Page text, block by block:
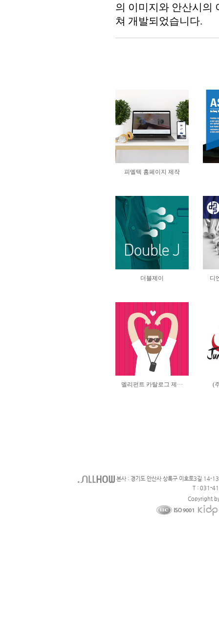
의 이미지와 안산시의
쳐 개발되었습니다.
본사 : 경기도 안산사 상록구 이호로3길 14-
T : 031-
Copyright